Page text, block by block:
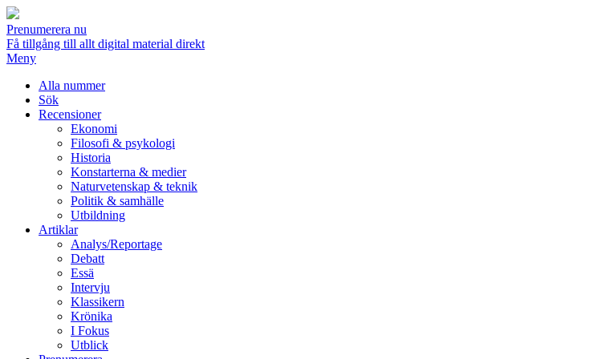
Prenumerera nu
Få tillgång till allt digital material direkt
Meny
Alla nummer
Sök
Recensioner
Ekonomi
Filosofi & psykologi
Historia
Konstarterna & medier
Naturvetenskap & teknik
Politik & samhälle
Utbildning
Artiklar
Analys/Reportage
Debatt
Essä
Intervju
Klassikern
Krönika
I Fokus
Utblick